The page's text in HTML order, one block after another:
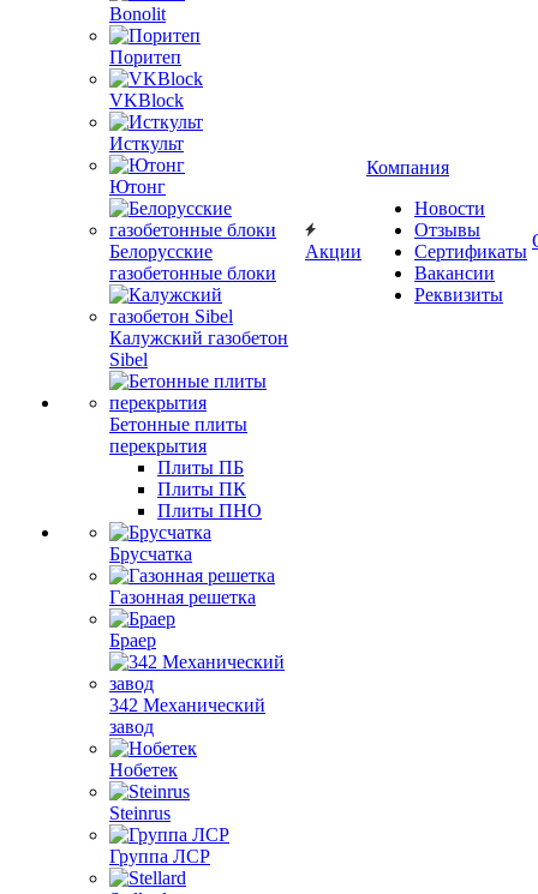
Bonolit
Поритеп
VKBlock
Исткульт
Ютонг
Белорусские
газобетонные блоки
Калужский газобетон
Sibel
Бетонные плиты
перекрытия
Плиты ПБ
Плиты ПК
Плиты ПНО
Брусчатка
Газонная решетка
Браер
342 Механический
завод
Нобетек
Steinrus
Группа ЛСР
Акции
Компания
Новости
Отзывы
Сертификаты
Вакансии
Реквизиты